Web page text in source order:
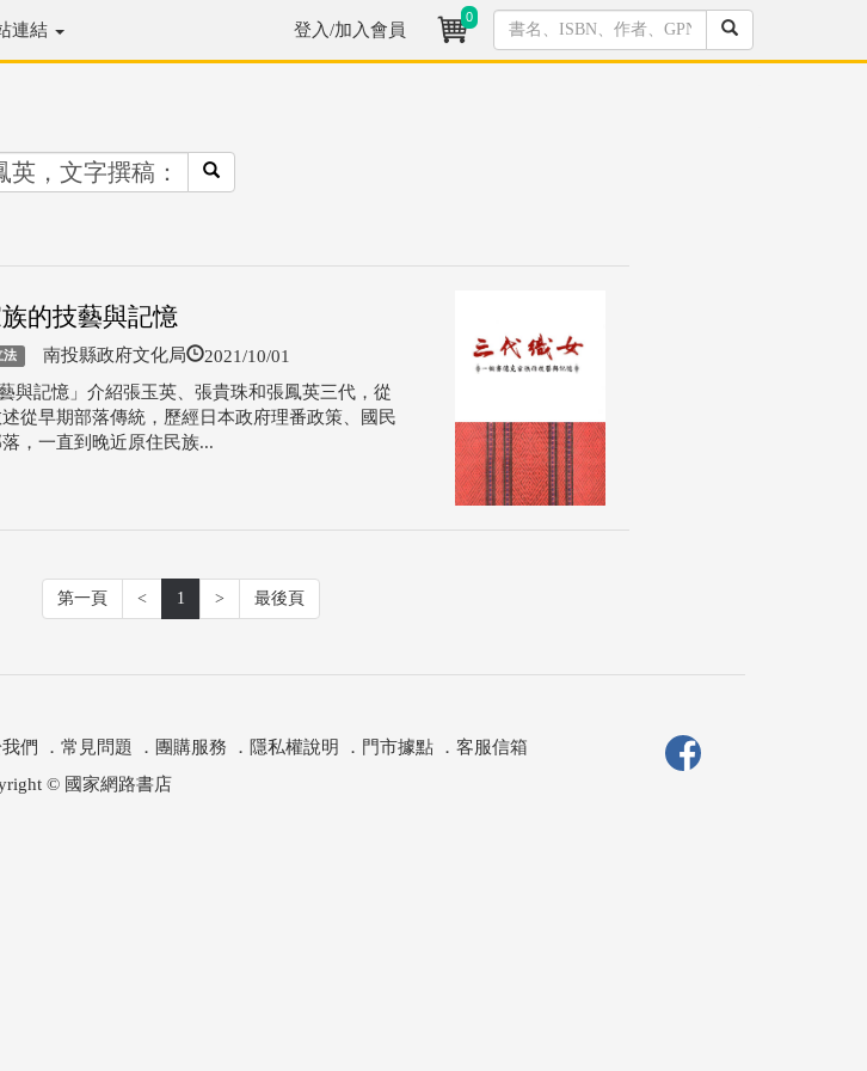
連結 登入/加入會員
0
的技藝與記憶
法 南投縣政府文化局 2021/10/01
與記憶」介紹張玉英、張貴珠和張鳳英三代，從
從早期部落傳統，歷經日本政府理番政策、國民
，一直到晚近原住民族...
第一頁 < 1 > 最後頁
們 ． 常見問題 ． 團購服務 ． 隱私權說明 ． 門市據點． 客服信箱
© 國家網路書店